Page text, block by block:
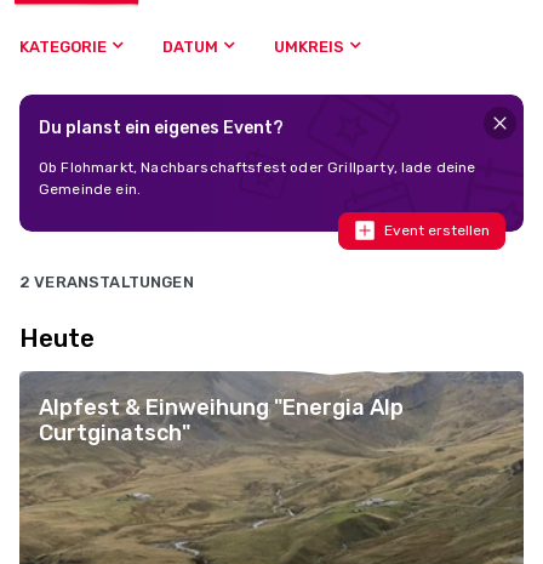
KATEGORIE DATUM UMKREIS
Du planst ein eigenes Event?
Ob Flohmarkt, Nachbarschaftsfest oder Grillparty, lade deine
Gemeinde ein.
Event erstellen
2 VERANSTALTUNGEN
Heute
Alpfest & Einweihung "Energia Alp
Curtginatsch"